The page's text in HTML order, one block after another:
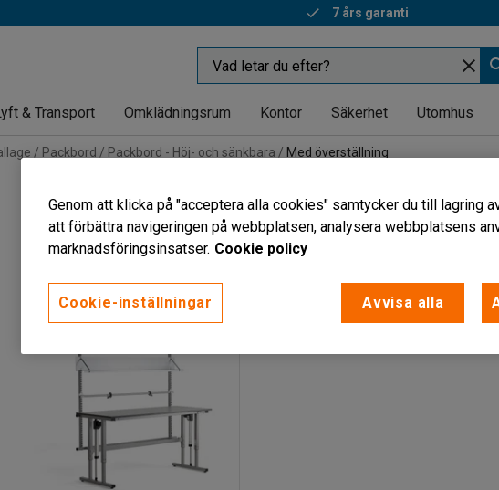
7 års garanti
& Transport Omklädningsrum Kontor Säkerhet Utomhus
Packbord Packbord - Höj- och sänkbara Med överställning
Längd Bredd Maxbelastning
Genom att klicka på "acceptera alla cookies" samtycker du till lagring
att förbättra navigeringen på webbplatsen, analysera webbplatsens
marknadsföringsinsatser. Cookie policy
Cookie-inställningar Avvisa alla